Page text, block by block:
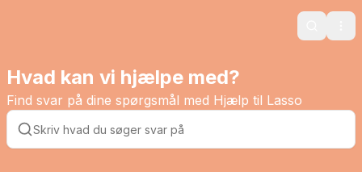
Search
Hvad kan vi hjælpe med?
Find svar på dine spørgsmål med Hjælp til Lasso